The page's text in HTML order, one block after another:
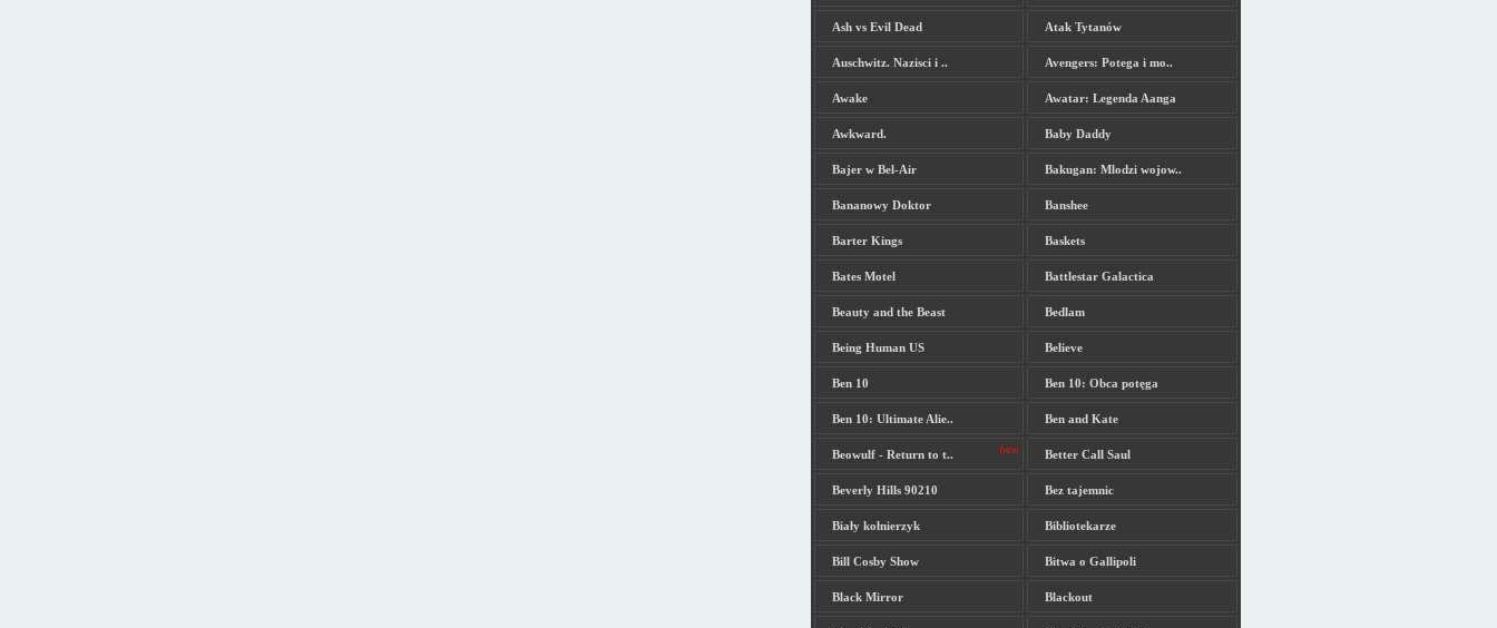
Ash vs Evil Dead Atak Tytanów
Auschwitz. Nazisci i .. Avengers: Potega i mo..
Awake Awatar: Legenda Aanga
Awkward. Baby Daddy
Bajer w Bel-Air Bakugan: Mlodzi wojow..
Bananowy Doktor Banshee
Barter Kings Baskets
Bates Motel Battlestar Galactica
Beauty and the Beast Bedlam
Being Human US Believe
Ben 10 Ben 10: Obca potęga
Ben 10: Ultimate Alie.. Ben and Kate
Beowulf - Return to t.. Better Call Saul
Beverly Hills 90210 Bez tajemnic
Biały kołnierzyk Bibliotekarze
Bill Cosby Show Bitwa o Gallipoli
Black Mirror Blackout